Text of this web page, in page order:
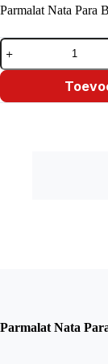
Parmalat Nata Para
Parmalat
Nata
Para
200
Parmalat Nata